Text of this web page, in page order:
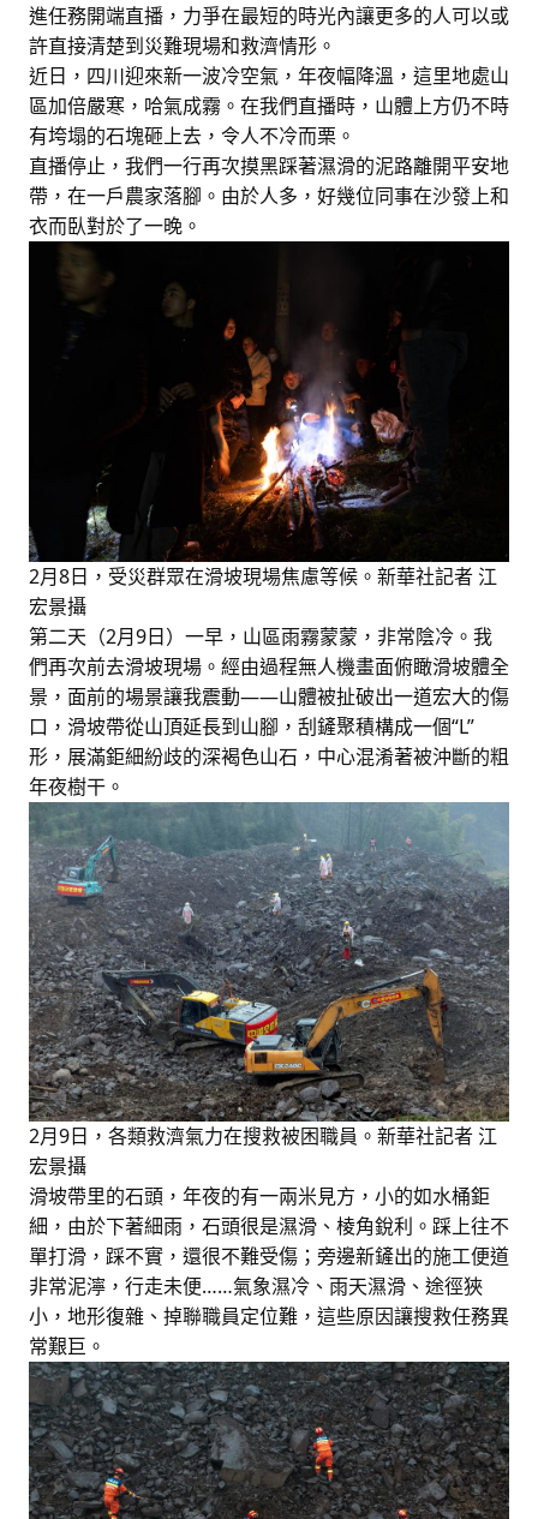
進任務開端直播，力爭在最短的時光內讓更多的人可以或
許直接清楚到災難現場和救濟情形。
近日，四川迎來新一波冷空氣，年夜幅降溫，這里地處山
區加倍嚴寒，哈氣成霧。在我們直播時，山體上方仍不時
有垮塌的石塊砸上去，令人不冷而栗。
直播停止，我們一行再次摸黑踩著濕滑的泥路離開平安地
帶，在一戶農家落腳。由於人多，好幾位同事在沙發上和
衣而臥對於了一晚。
2月8日，受災群眾在滑坡現場焦慮等候。新華社記者 江
宏景攝
第二天（2月9日）一早，山區雨霧蒙蒙，非常陰冷。我
們再次前去滑坡現場。經由過程無人機畫面俯瞰滑坡體全
景，面前的場景讓我震動——山體被扯破出一道宏大的傷
口，滑坡帶從山頂延長到山腳，刮鏟聚積構成一個“L”
形，展滿鉅細紛歧的深褐色山石，中心混淆著被沖斷的粗
年夜樹干。
2月9日，各類救濟氣力在搜救被困職員。新華社記者 江
宏景攝
滑坡帶里的石頭，年夜的有一兩米見方，小的如水桶鉅
細，由於下著細雨，石頭很是濕滑、棱角銳利。踩上往不
單打滑，踩不實，還很不難受傷；旁邊新鏟出的施工便道
非常泥濘，行走未便……氣象濕冷、雨天濕滑、途徑狹
小，地形復雜、掉聯職員定位難，這些原因讓搜救任務異
常艱巨。